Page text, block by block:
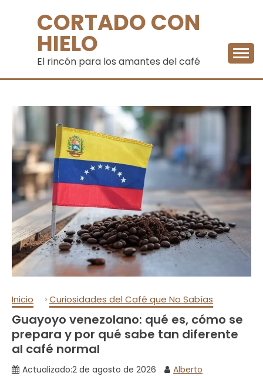
contenidoCORTADO CON
HIELO
El rincón para los amantes del café
Inicio ›Curiosidades del Café que No Sabías
Guayoyo venezolano: qué es, cómo se
prepara y por qué sabe tan diferente
al café normal
Actualizado:2 de agosto de 2026 Alberto